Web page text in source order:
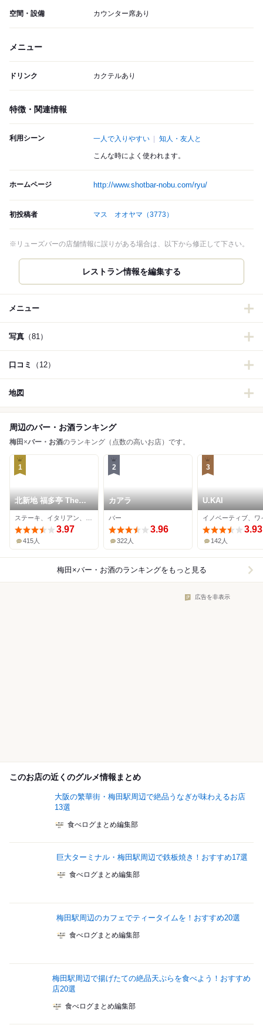
空間・設備 カウンター席あり
メニュー
ドリンク カクテルあり
特徴・関連情報
利用シーン 一人で入りやすい 知人・友人と
こんな時によく使われます。
ホームページ http://www.shotbar-nobu.com/ryu/
初投稿者 マス オオヤマ （3773）
※リューズバーの店舗情報に誤りがある場合は、以下から修正して下さい。
レストラン情報を編集する
メニュー
写真 （81）
口コミ （12）
地図
周辺のバー・お酒ランキング
梅田 ×バー・お酒のランキング（点数の高いお店）です。
1
北新地 福多亭 The
Ukai
3.97
415人
2
カアラ
バー
3.96
322人
3
U.KAI
3.93
142人
梅田×バー・お酒のランキングをもっと見る
広告を非表示
このお店の近くのグルメ情報まとめ
大阪の繁華街・梅田駅周辺で絶品うなぎが味わえるお店
13選
食べログまとめ編集部
巨大ターミナル・梅田駅周辺で鉄板焼き！おすすめ17選
食べログまとめ編集部
梅田駅周辺のカフェでティータイムを！おすすめ20選
食べログまとめ編集部
梅田駅周辺で揚げたての絶品天ぷらを食べよう！おすすめ
店20選
食べログまとめ編集部